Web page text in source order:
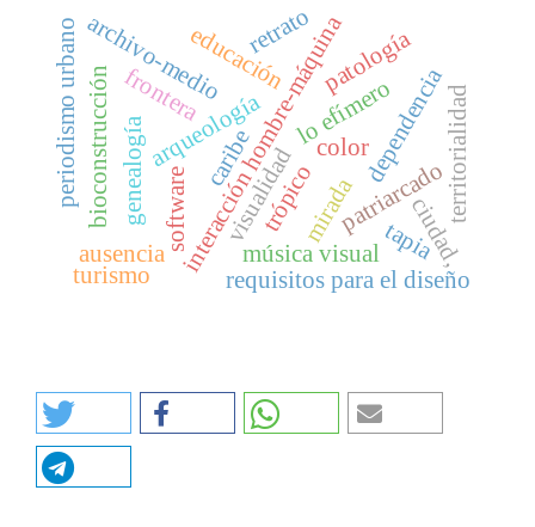
color
mirada
interacción hombre-máquina
música visual
software
arqueología
genealogía visualidad
archivo-medio
ausencia
lo efímero
patriarcado
requisitos para el diseño
tapia
caribe
trópico
dependencia
frontera patología
educación
territorialidad
bioconstrucción
retrato
ciudad,
periodismo urbano
turismo